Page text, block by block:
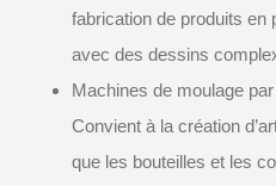
fabrication de produits en
avec des dessins
Machines de moulage
Convient à la création
que les bouteilles et les